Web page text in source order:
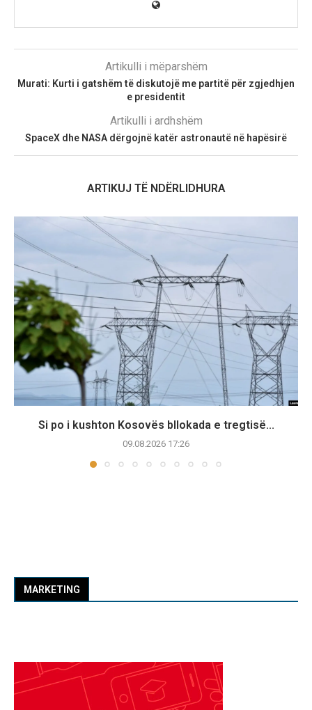
Artikulli i mëparshëm
Murati: Kurti i gatshëm të diskutojë me partitë për zgjedhjen
e presidentit
Artikulli i ardhshëm
SpaceX dhe NASA dërgojnë katër astronautë në hapësirë
ARTIKUJ TË NDËRLIDHURA
Si po i kushton Kosovës bllokada e tregtisë...
09.08.2026 17:26
MARKETING